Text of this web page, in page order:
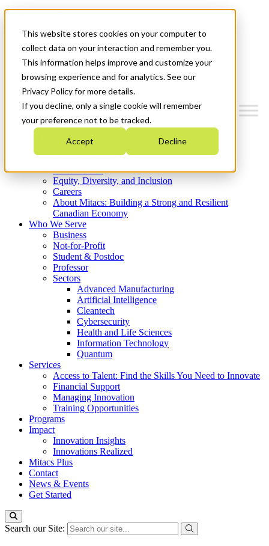
This website stores cookies on your computer to
collect data on your interaction and remember you.
This information helps improve and customize your
browsing experience and for analytics. See our
Privacy Policy for more details.
If you decline, only a single cookie will remember
your preference not to be tracked.
Accept Decline
News & Events
Get Started
Menu
Who We Are
Strategic Plan 2026-2030
What We Do
Equity, Diversity, and Inclusion
Careers
About Mitacs: Building a Strong and Resilient
Canadian Economy
Who We Serve
Business
Not-for-Profit
Student & Postdoc
Professor
Sectors
Advanced Manufacturing
Artificial Intelligence
Cleantech
Cybersecurity
Health and Life Sciences
Information Technology
Quantum
Services
Access to Talent: Find the Skills You Need to Innovate
Financial Support
Managing Innovation
Training Opportunities
Programs
Impact
Innovation Insights
Innovations Realized
Mitacs Plus
Contact
News & Events
Get Started
Search our Site: